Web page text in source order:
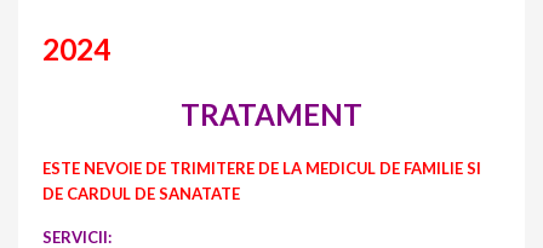
2024
TRATAMENT
ESTE NEVOIE DE TRIMITERE DE LA MEDICUL DE FAMILIE SI
DE CARDUL DE SANATATE
SERVICII: